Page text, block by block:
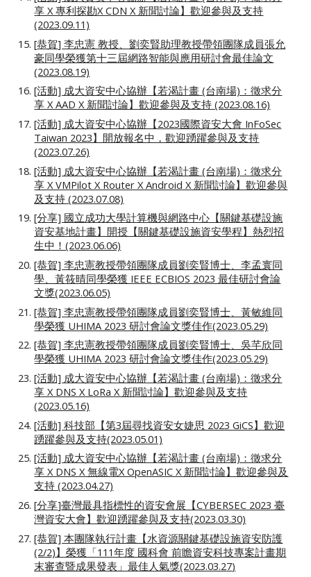
享 X 專利探勘X CDN X 新聞討論】歡迎參與及支持
(2023.09.11)
[恭賀] 李忠憲 教授、劉奕賢助理教授帶領團隊成員張允
豪同學榮獲第十三屆網路智能與應用研討會最佳論文
(2023.08.19)
[活動] 成大資安中心協辦【若渴計畫 (台南場)：徵求分
享 X AAD X 新聞討論】歡迎參與及支持 (2023.08.16)
[活動] 成大資安中心協辦【2023國際資安大會 InFoSec
Taiwan 2023】開放報名中，歡迎踴躍參與及支持
(2023.07.26)
[活動] 成大資安中心協辦【若渴計畫 (台南場)：徵求分
享 X VMPilot X Router X Android X 新聞討論】歡迎參與
及支持 (2023.07.08)
[分享] 國立成功大學計算機與網路中心【關鍵基礎設施
資安基地計畫】開授【關鍵基礎設施資安學程】熱烈招
生中！(2023.06.06)
[恭賀] 李忠憲教授帶領團隊成員劉奕賢博士、李孟寰同
學、黃筱晴同學榮獲 IEEE ECBIOS 2023 最佳研討會論
文獎(2023.06.05)
[恭賀] 李忠憲教授帶領團隊成員劉奕賢博士、黃敏維同
學榮獲 UHIMA 2023 研討會論文獎佳作(2023.05.29)
[恭賀] 李忠憲教授帶領團隊成員劉奕賢博士、吳芊欣同
學榮獲 UHIMA 2023 研討會論文獎佳作(2023.05.29)
[活動] 成大資安中心協辦【若渴計畫 (台南場)：徵求分
享 X DNS X LoRa X 新聞討論】歡迎參與及支持
(2023.05.16)
[活動] 科技部【第3屆尋找資安女婕思 2023 GiCS】歡迎
踴躍參與及支持(2023.05.01)
[活動] 成大資安中心協辦【若渴計畫 (台南場)：徵求分
享 X DNS X 無線電X OpenASIC X 新聞討論】歡迎參與及
支持 (2023.04.27)
[分享]臺灣最具指標性的資安會展【CYBERSEC 2023 臺
灣資安大會】歡迎踴躍參與及支持(2023.03.30)
[恭賀] 本團隊執行計畫【水資源關鍵基礎設施資安防護
(2/2)】榮獲「111年度 國科會 前瞻資安科技專案計畫期
末審查暨成果發表」最佳人氣獎(2023.03.27)